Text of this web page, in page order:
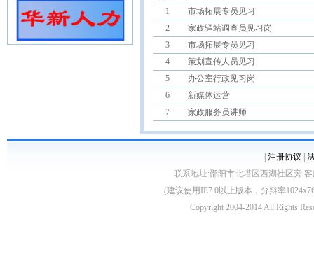
1
市场拓展专员见习
2
家政驿站调查员见习岗
3
市场拓展专员见习
4
策划宣传人员见习
5
办公室行政见习岗
6
新媒体运营
7
家政服务员讲师
注册协议
联系地址:邵阳市北塔区西湖社区旁 客
(建议使用IE7.0以上版本，分辩率
Copyright 2004-2014 All Rights